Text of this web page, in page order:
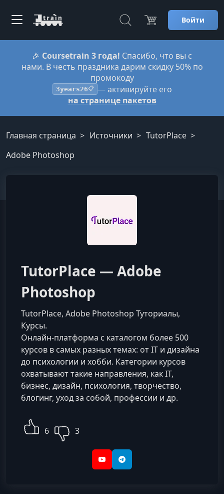
Войти
🎉 Coursetrain 3 года! Спасибо, что вы с
нами. В честь праздника дарим скидку 50% по
промокоду
3years26📋 — активируйте его
на странице пакетов
Главная страница Источники
TutorPlace
Adobe Photoshop
TutorPlace — Adobe
Photoshop
TutorPlace, Adobe Photoshop Туториалы,
Курсы.
Онлайн-платформа с каталогом более 500
курсов в самых разных темах: от IT и дизайна
до психологии и хобби. Категории курсов
охватывают такие направления, как IT,
бизнес, дизайн, психология, творчество,
блогинг, уход за собой, профессии и др.
6 3
YouTubeTelegram